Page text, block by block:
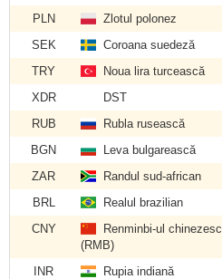
PLN
Zlotul polonez
SEK
Coroana suedeză
TRY
Noua lira turcească
XDR
DST
RUB
Rubla rusească
BGN
Leva bulgarească
ZAR
Randul sud-african
BRL
Realul brazilian
CNY
Renminbi-ul chinezesc
(RMB)
INR Rupia indiană